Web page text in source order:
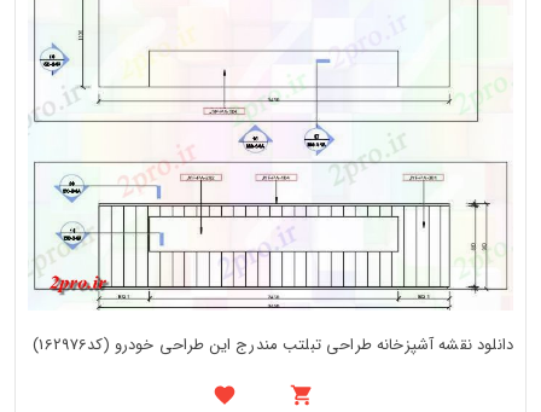
دانلود نقشه آشپزخانه طراحی تبلتب مندرج این طراحی خودرو (کد162976)